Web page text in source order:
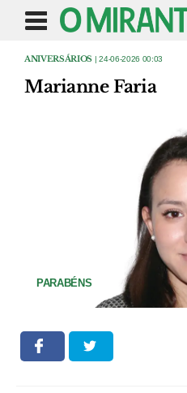
ANIVERSÁRIOS | 24-06-2026 00:03
Marianne Faria
PARABÉNS